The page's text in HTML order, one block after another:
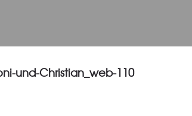
und-Christian_web-110